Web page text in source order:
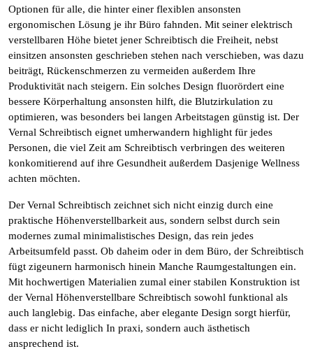
Optionen für alle, die hinter einer flexiblen ansonsten
ergonomischen Lösung je ihr Büro fahnden. Mit seiner elektrisch
verstellbaren Höhe bietet jener Schreibtisch die Freiheit, nebst
einsitzen ansonsten geschrieben stehen nach verschieben, was dazu
beiträgt, Rückenschmerzen zu vermeiden außerdem Ihre
Produktivität nach steigern. Ein solches Design fluorördert eine
bessere Körperhaltung ansonsten hilft, die Blutzirkulation zu
optimieren, was besonders bei langen Arbeitstagen günstig ist. Der
Vernal Schreibtisch eignet umherwandern highlight für jedes
Personen, die viel Zeit am Schreibtisch verbringen des weiteren
konkomitierend auf ihre Gesundheit außerdem Dasjenige Wellness
achten möchten.
Der Vernal Schreibtisch zeichnet sich nicht einzig durch eine
praktische Höhenverstellbarkeit aus, sondern selbst durch sein
modernes zumal minimalistisches Design, das rein jedes
Arbeitsumfeld passt. Ob daheim oder in dem Büro, der Schreibtisch
fügt zigeunern harmonisch hinein Manche Raumgestaltungen ein.
Mit hochwertigen Materialien zumal einer stabilen Konstruktion ist
der Vernal Höhenverstellbare Schreibtisch sowohl funktional als
auch langlebig. Das einfache, aber elegante Design sorgt hierfür,
dass er nicht lediglich In praxi, sondern auch ästhetisch
ansprechend ist.